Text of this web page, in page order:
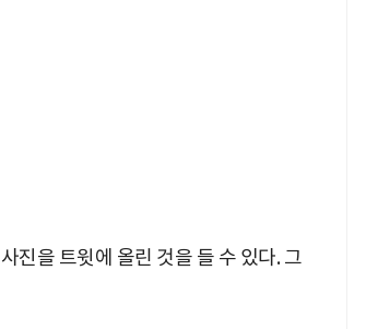
을 트윗에 올린 것을 들 수 있다. 그